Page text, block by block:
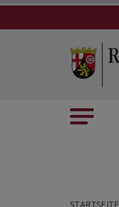
STARTSEITE